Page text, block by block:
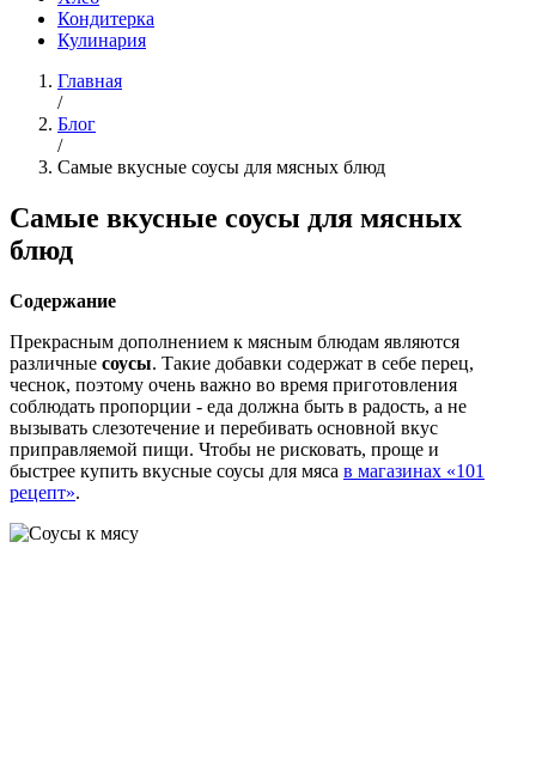
Кондитерка
Кулинария
Главная
/
Блог
/
Самые вкусные соусы для мясных блюд
Самые вкусные соусы для мясных
блюд
Содержание
Прекрасным дополнением к мясным блюдам являются
различные соусы. Такие добавки содержат в себе перец,
чеснок, поэтому очень важно во время приготовления
соблюдать пропорции - еда должна быть в радость, а не
вызывать слезотечение и перебивать основной вкус
приправляемой пищи. Чтобы не рисковать, проще и
быстрее купить вкусные соусы для мяса в магазинах «101
рецепт».